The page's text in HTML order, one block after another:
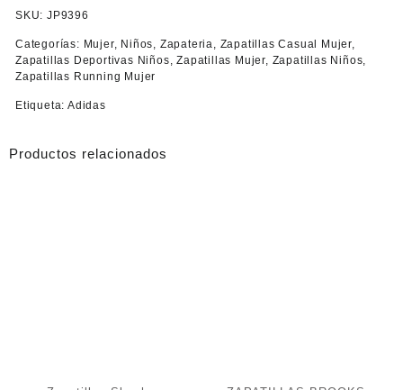
SKU: JP9396
Categorías: Mujer, Niños, Zapateria, Zapatillas Casual Mujer,
Zapatillas Deportivas Niños,Zapatillas Mujer, Zapatillas Niños,
Zapatillas Running Mujer
Etiqueta: Adidas
Productos relacionados